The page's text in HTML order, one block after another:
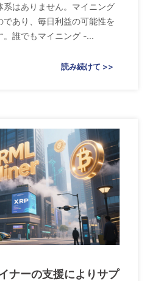
はありません。マイニング
あり、毎日利益の可能性を
。誰でもマイニング -...
読み続けて >>
ナーの支援によりサプ